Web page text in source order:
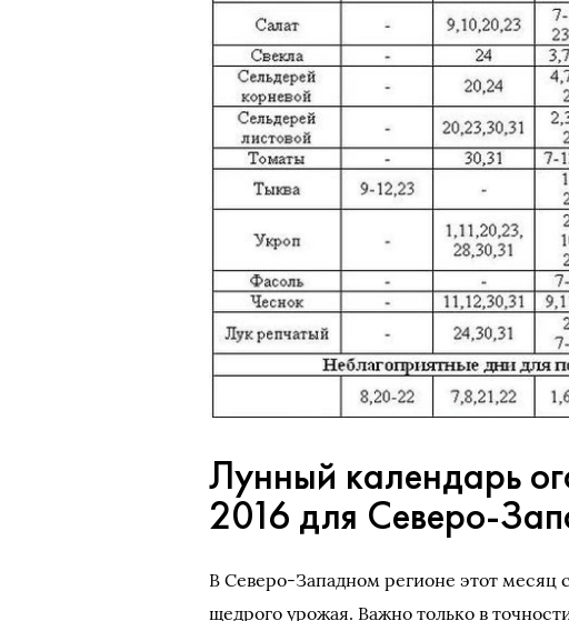
Лунный календарь
2016 для Северо-
В Северо-Западном регионе этот месяц
щедрого урожая. Важно только в